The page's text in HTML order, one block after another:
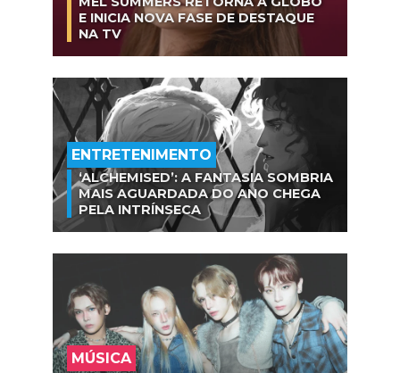
E INICIA NOVA FASE DE DESTAQUE
NA TV
ENTRETENIMENTO
‘ALCHEMISED’: A FANTASIA SOMBRIA
MAIS AGUARDADA DO ANO CHEGA
PELA INTRÍNSECA
MÚSICA